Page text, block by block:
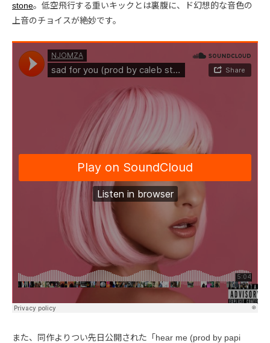
stone。低空飛行する重いキックとは裏腹に、ド幻想的な音色の
上音のチョイスが絶妙です。
また、同作よりつい先日公開された「hear me (prod by papi